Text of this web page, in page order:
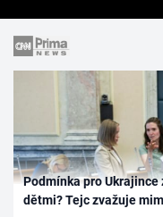
Podmínka pro
dětmi? Tejc zvažuje